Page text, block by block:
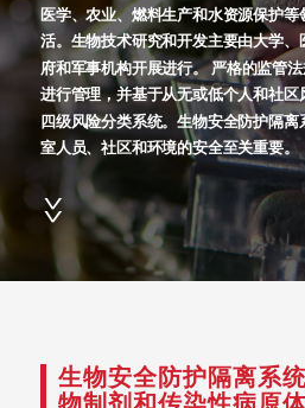
医学、农业、燃料生产和水资源保护
活。生物技术研究和开发主要由大学
府和军事机构开展进行。严格的监管
进行管理，并基于从无或低个人和社
四级风险分类系统。生物安全防护隔
室人员、社区和环境的安全至关重要。
>>
生物安全防护隔离系